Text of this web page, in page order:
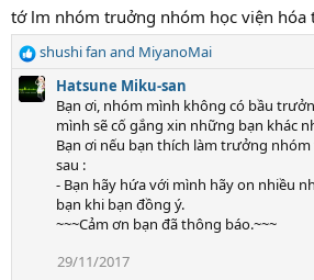
t
i
o
n
s
tớ lm nhóm truởng nhóm học viện hóa
R
e
a
shushi fan and MiyanoMai
Hatsune Miku-san
Bạn ơi, nhóm mình không có bầu
mình sẽ cố gắng xin những bạn khác
Bạn ơi nếu bạn thích làm trưởng
sau :
- Bạn hãy hứa với mình hãy on nhiều
bạn khi bạn đồng ý.
~~~Cảm ơn bạn đã thông báo.~~~
29/11/2017